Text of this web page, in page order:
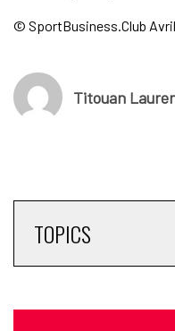
© SportBusiness.Club
Titouan
TOPICS